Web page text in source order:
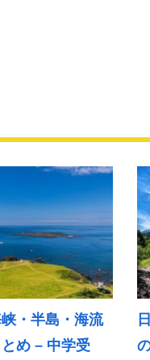
・半島・海流
め – 中学受